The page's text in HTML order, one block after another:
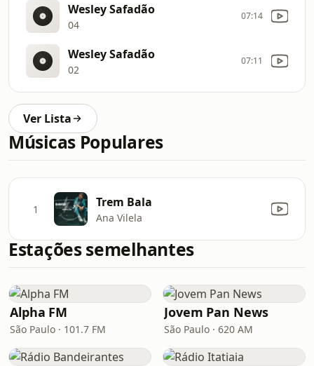
Wesley Safadão
04
07:14
Wesley Safadão
02
07:11
Ver Lista
Músicas Populares
1 Trem Bala
Ana Vilela
Estações semelhantes
Alpha FM
São Paulo · 101.7 FM
Jovem Pan News
São Paulo · 620 AM